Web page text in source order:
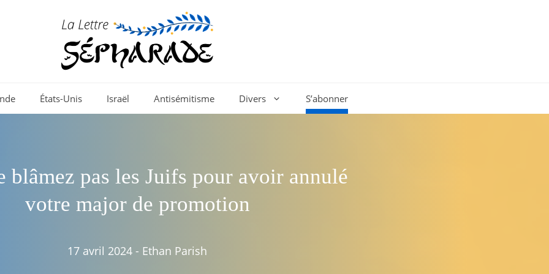
États-Unis Israël Antisémitisme Divers S’abonner
blâmez pas les Juifs pour avoir annulé
votre major de promotion
17 avril 2024 - Ethan Parish